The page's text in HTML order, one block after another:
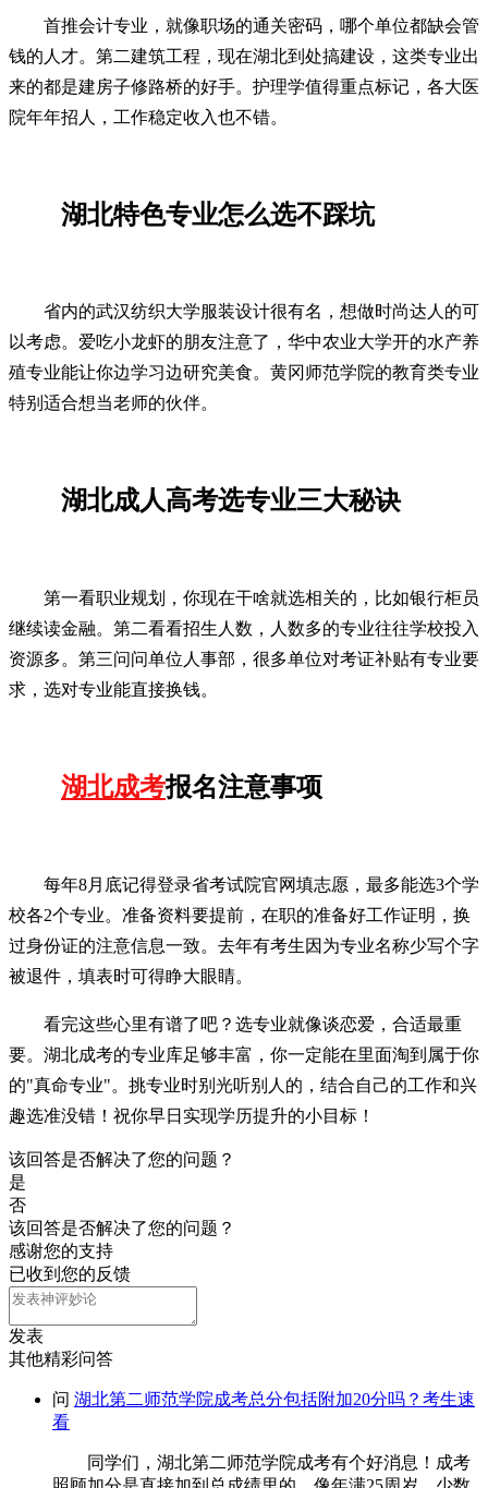
首推会计专业，就像职场的通关密码，哪个单位都缺会管
钱的人才。第二建筑工程，现在湖北到处搞建设，这类专业出
来的都是建房子修路桥的好手。护理学值得重点标记，各大医
院年年招人，工作稳定收入也不错。
湖北特色专业怎么选不踩坑
省内的武汉纺织大学服装设计很有名，想做时尚达人的可
以考虑。爱吃小龙虾的朋友注意了，华中农业大学开的水产养
殖专业能让你边学习边研究美食。黄冈师范学院的教育类专业
特别适合想当老师的伙伴。
湖北成人高考选专业三大秘诀
第一看职业规划，你现在干啥就选相关的，比如银行柜员
继续读金融。第二看看招生人数，人数多的专业往往学校投入
资源多。第三问问单位人事部，很多单位对考证补贴有专业要
求，选对专业能直接换钱。
湖北成考报名注意事项
每年8月底记得登录省考试院官网填志愿，最多能选3个学
校各2个专业。准备资料要提前，在职的准备好工作证明，换
过身份证的注意信息一致。去年有考生因为专业名称少写个字
被退件，填表时可得睁大眼睛。
看完这些心里有谱了吧？选专业就像谈恋爱，合适最重
要。湖北成考的专业库足够丰富，你一定能在里面淘到属于你
的"真命专业"。挑专业时别光听别人的，结合自己的工作和兴
趣选准没错！祝你早日实现学历提升的小目标！
该回答是否解决了您的问题？
是
否
该回答是否解决了您的问题？
感谢您的支持
已收到您的反馈
发表
其他精彩问答
问 湖北第二师范学院成考总分包括附加20分吗？考生速
看
同学们，湖北第二师范学院成考有个好消息！成考